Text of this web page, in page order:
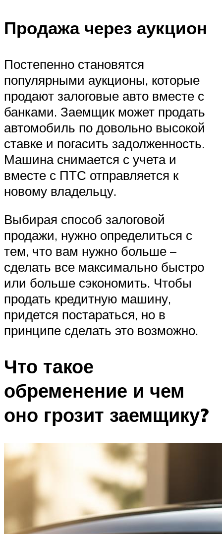
Продажа через аукцион
Постепенно становятся
популярными аукционы, которые
продают залоговые авто вместе с
банками. Заемщик может продать
автомобиль по довольно высокой
ставке и погасить задолженность.
Машина снимается с учета и
вместе с ПТС отправляется к
новому владельцу.
Выбирая способ залоговой
продажи, нужно определиться с
тем, что вам нужно больше –
сделать все максимально быстро
или больше сэкономить. Чтобы
продать кредитную машину,
придется постараться, но в
принципе сделать это возможно.
Что такое
обременение и чем
оно грозит заемщику?